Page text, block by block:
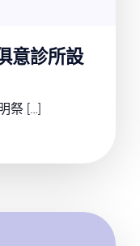
意診所設
祭 […]